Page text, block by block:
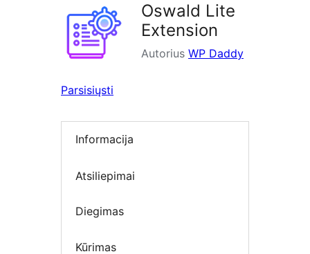
Oswald Lite
Extension
Autorius WP Daddy
Parsisiųsti
Informacija
Atsiliepimai
Diegimas
Kūrimas